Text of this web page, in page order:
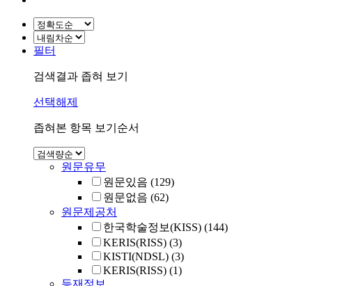
필터
검색결과 좁혀 보기
선택해제
좁혀본 항목 보기순서
원문유무
원문있음 (129)
원문없음 (62)
원문제공처
한국학술정보(KISS) (144)
KERIS(RISS) (3)
KISTI(NDSL) (3)
KERIS(RISS) (1)
등재정보